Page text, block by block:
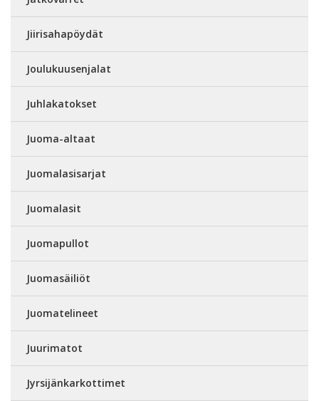
Jiirisahapöydät
Joulukuusenjalat
Juhlakatokset
Juoma-altaat
Juomalasisarjat
Juomalasit
Juomapullot
Juomasäiliöt
Juomatelineet
Juurimatot
Jyrsijänkarkottimet